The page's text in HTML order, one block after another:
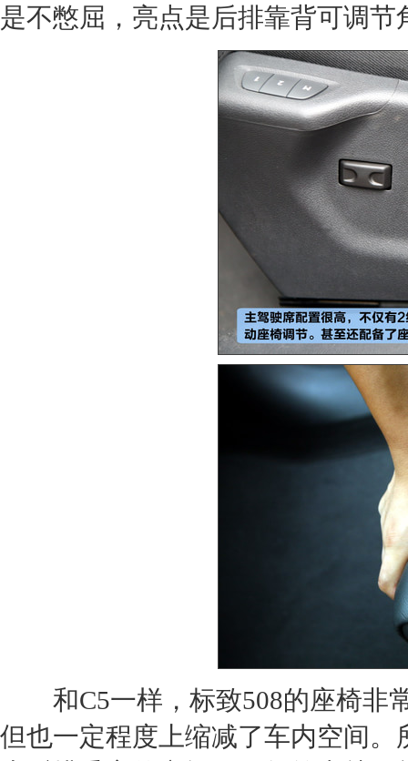
是不憋屈，亮点是后排靠背可调节
和C5一样，标致508的座椅非
但也一定程度上缩减了车内空间